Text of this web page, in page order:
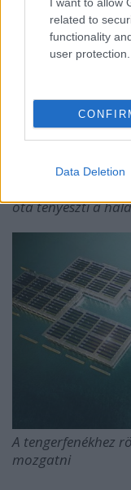
related to
functionality
user protection.
Data Deletion
óta tenyészti a
A tengerfenékhez
mozgatni